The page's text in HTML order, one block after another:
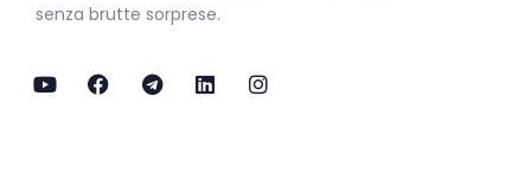
senza brutte sorprese.